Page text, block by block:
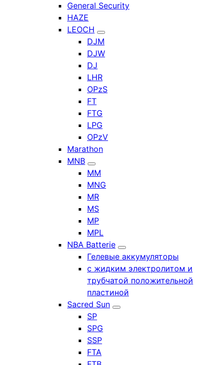
General Security
HAZE
LEOCH
DJM
DJW
DJ
LHR
OPzS
FT
FTG
LPG
OPzV
Marathon
MNB
MM
MNG
MR
MS
MP
MPL
NBA Batterie
Гелевые аккумуляторы
с жидким электролитом и
трубчатой положительной
пластиной
Sacred Sun
SP
SPG
SSP
FTA